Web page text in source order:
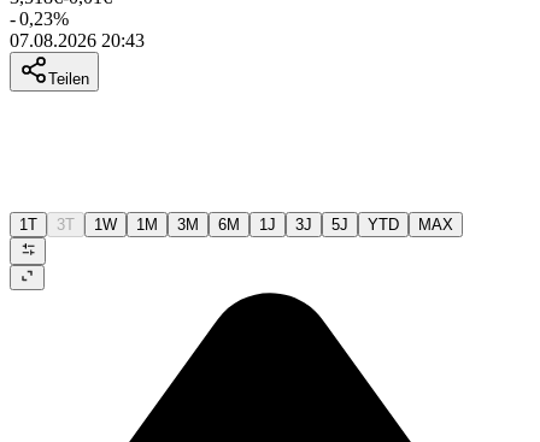
-0,23%
07.08.2026 20:43
Teilen
1T 3T 1W 1M 3M 6M 1J 3J 5J YTD MAX